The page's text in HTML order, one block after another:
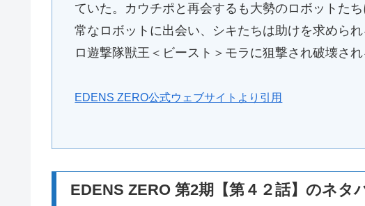
ていた。カウチポと再会するも大勢のロボットた
常なロボットに出会い、シキたちは助けを求めら
ロ遊撃隊獣王＜ビースト＞モラに狙撃され破壊さ
EDENS ZERO公式ウェブサイトより引用
EDENS ZERO 第2期【第４２話】のネタ